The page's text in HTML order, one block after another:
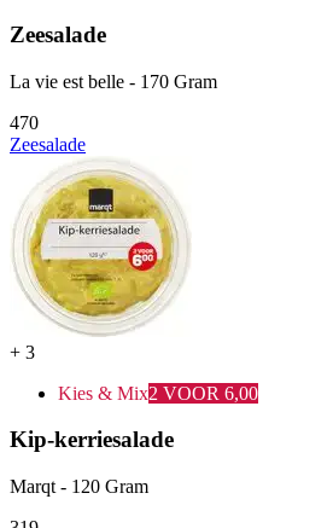
Zeesalade
La vie est belle - 170 Gram
470
Zeesalade
+ 3
Kies & Mix2 VOOR 6,00
Kip-kerriesalade
Marqt - 120 Gram